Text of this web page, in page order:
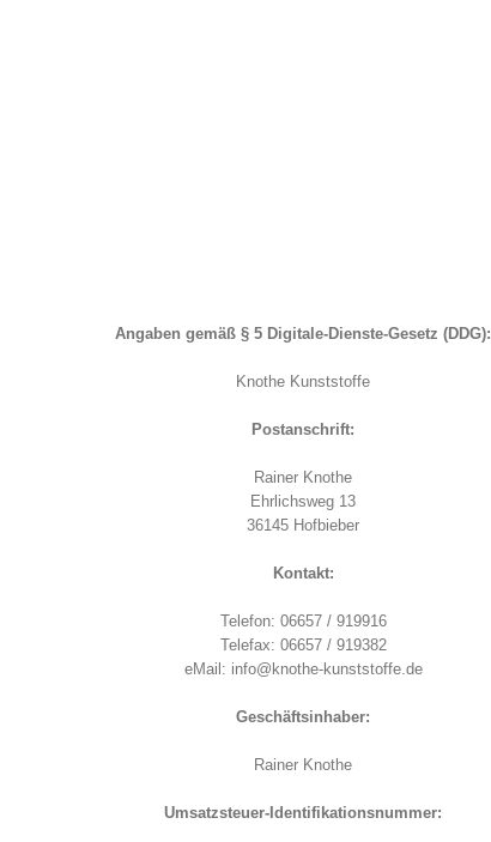
Angaben gemäß § 5 Digitale-Dienste-Gesetz (DDG):
Knothe Kunststoffe
Postanschrift:
Rainer Knothe
Ehrlichsweg 13
36145 Hofbieber
Kontakt:
Telefon: 06657 / 919916
Telefax: 06657 / 919382
eMail: info@knothe-kunststoffe.de
Geschäftsinhaber:
Rainer Knothe
Umsatzsteuer-Identifikationsnummer: